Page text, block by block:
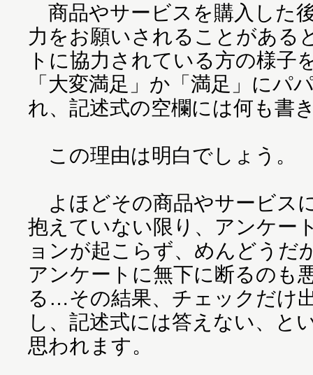
商品やサービスを購入した
力をお願いされることがある
トに協力されている方の様子
「大変満足」か「満足」にパ
れ、記述式の空欄には何も書
この理由は明白でしょう。
よほどその商品やサービス
抱えていない限り、アンケー
ョンが起こらず、めんどうだ
アンケートに無下に断るのも
る…その結果、チェックだけ
し、記述式には答えない、と
思われます。